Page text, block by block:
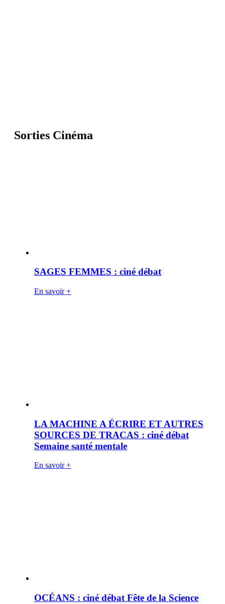
Sorties Cinéma
SAGES FEMMES : ciné débat
En savoir +
LA MACHINE A ÉCRIRE ET AUTRES
SOURCES DE TRACAS : ciné débat
Semaine santé mentale
En savoir +
OCÉANS : ciné débat Fête de la Science